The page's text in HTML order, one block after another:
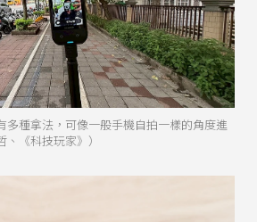
多種拿法，可像一般手機自拍一樣的角度進
《科技玩家》）